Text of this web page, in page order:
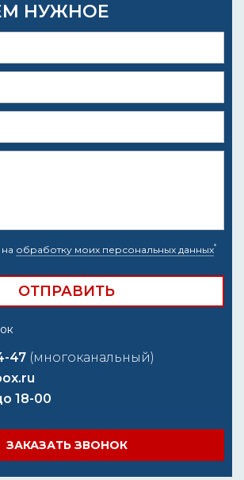
НУЖНОЕ
обработку моих персональных данных*
47 (многоканальный)
18-00
ЗАКАЗАТЬ ЗВОНОК